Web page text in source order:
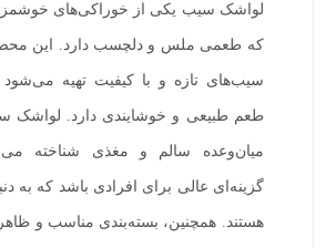
لواشک سیب یکی از خوراکی‌های
که طعمی ملس و دلچسب دارد. این
سیب‌های تازه و با کیفیت تهیه
طعم طبیعی و خوشایندی دارد. لواشک
میان‌وعده سالم و مغذی شناخته
گزینه‌ای عالی برای افرادی باشد که به
هستند. همچنین، بسته‌بندی مناسب و